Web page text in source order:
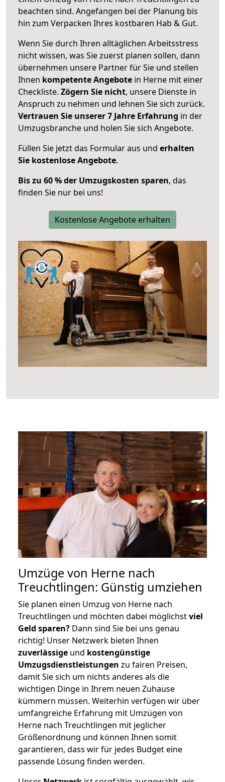
beachten sind. Angefangen bei der Planung bis
hin zum Verpacken Ihres kostbaren Hab & Gut.
Wenn Sie durch Ihren alltäglichen Arbeitsstress
nicht wissen, was Sie zuerst planen sollen, dann
übernehmen unsere Partner für Sie und stellen
Ihnen kompetente Angebote in Herne mit einer
Checkliste. Zögern Sie nicht, unsere Dienste in
Anspruch zu nehmen und lehnen Sie sich zurück.
Vertrauen Sie unserer 7 Jahre Erfahrung in der
Umzugsbranche und holen Sie sich Angebote.
Füllen Sie jetzt das Formular aus und erhalten
Sie kostenlose Angebote.
Bis zu 60 % der Umzugskosten sparen, das
finden Sie nur bei uns!
Kostenlose Angebote erhalten
Umzüge von Herne nach
Treuchtlingen: Günstig umziehen
Sie planen einen Umzug von Herne nach
Treuchtlingen und möchten dabei möglichstviel
Geld sparen? Dann sind Sie bei uns genau
richtig! Unser Netzwerk bieten Ihnen
zuverlässige und kostengünstige
Umzugsdienstleistungen zu fairen Preisen,
damit Sie sich um nichts anderes als die
wichtigen Dinge in Ihrem neuen Zuhause
kümmern müssen. Weiterhin verfügen wir über
umfangreiche Erfahrung mit Umzügen von
Herne nach Treuchtlingen mit jeglicher
Größenordnung und können Ihnen somit
garantieren, dass wir für jedes Budget eine
passende Lösung finden werden.